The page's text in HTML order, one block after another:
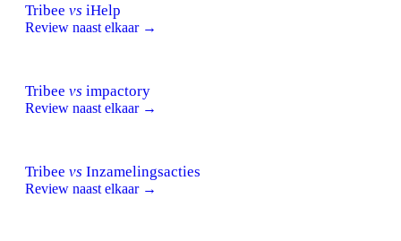
Tribee vs iHelp
Review naast elkaar →
Tribee vs impactory
Review naast elkaar →
Tribee vs Inzamelingsacties
Review naast elkaar →